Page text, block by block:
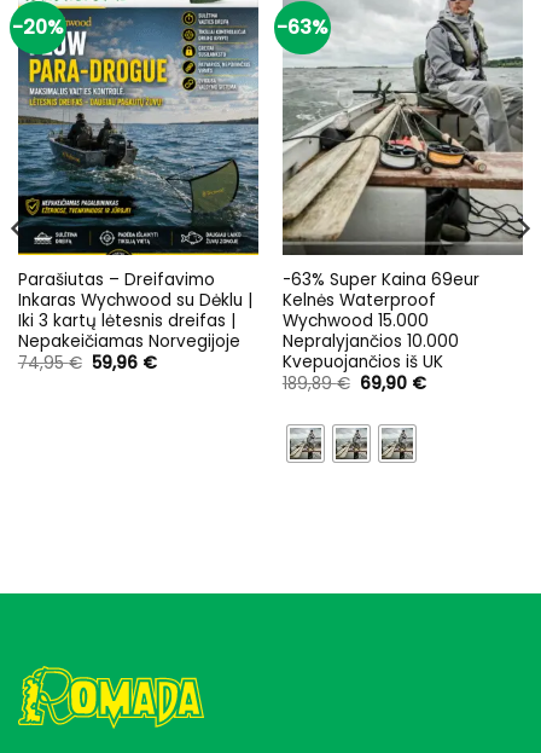
-20%
Parašiutas – Dreifavimo
Inkaras Wychwood su Dėklu |
Iki 3 kartų lėtesnis dreifas |
Nepakeičiamas Norvegijoje
74,95€ Original
price
59,96 €Current
-63%
-63% Super Kaina 69eur
Kelnės Waterproof
Wychwood 15.000
Nepralyjančios 10.000
Kvepuojančios iš UK
189,89€ Original
price
189,89 €.
69,90 €Current